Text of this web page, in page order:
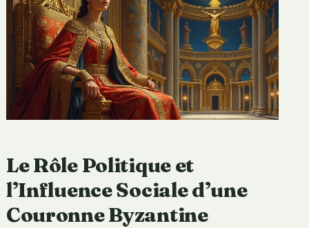
Le Rôle Politique et
l’Influence Sociale d’une
Couronne Byzantine